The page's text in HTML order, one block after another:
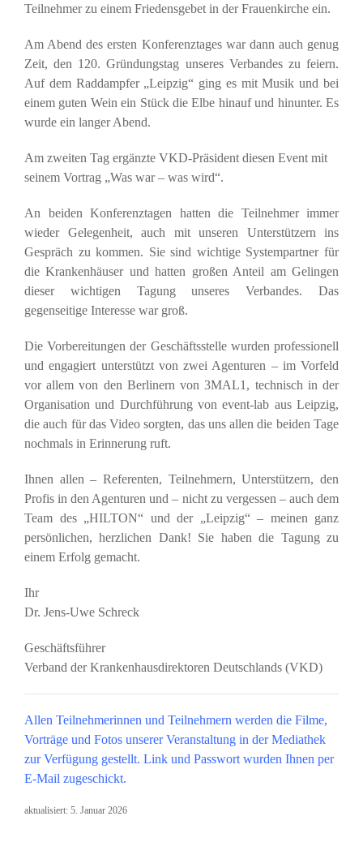
Teilnehmer zu einem Friedensgebet in der Frauenkirche ein.
Am Abend des ersten Konferenztages war dann auch genug
Zeit, den 120. Gründungstag unseres Verbandes zu feiern.
Auf dem Raddampfer „Leipzig“ ging es mit Musik und bei
einem guten Wein ein Stück die Elbe hinauf und hinunter. Es
wurde ein langer Abend.
Am zweiten Tag ergänzte VKD-Präsident diesen Event mit
seinem Vortrag „Was war – was wird“.
An beiden Konferenztagen hatten die Teilnehmer immer
wieder Gelegenheit, auch mit unseren Unterstützern ins
Gespräch zu kommen. Sie sind wichtige Systempartner für
die Krankenhäuser und hatten großen Anteil am Gelingen
dieser wichtigen Tagung unseres Verbandes. Das
gegenseitige Interesse war groß.
Die Vorbereitungen der Geschäftsstelle wurden professionell
und engagiert unterstützt von zwei Agenturen – im Vorfeld
vor allem von den Berlinern von 3MAL1, technisch in der
Organisation und Durchführung von event-lab aus Leipzig,
die auch für das Video sorgten, das uns allen die beiden Tage
nochmals in Erinnerung ruft.
Ihnen allen – Referenten, Teilnehmern, Unterstützern, den
Profis in den Agenturen und – nicht zu vergessen – auch dem
Team des „HILTON“ und der „Leipzig“ – meinen ganz
persönlichen, herzlichen Dank! Sie haben die Tagung zu
einem Erfolg gemacht.
Ihr
Dr. Jens-Uwe Schreck
Geschäftsführer
Verband der Krankenhausdirektoren Deutschlands (VKD)
Allen Teilnehmerinnen und Teilnehmern werden die Filme,
Vorträge und Fotos unserer Veranstaltung in derMediathek
zur Verfügung gestellt. Link und Passwort wurden Ihnen per
E-Mail zugeschickt.
aktualisiert: 5. Januar 2026